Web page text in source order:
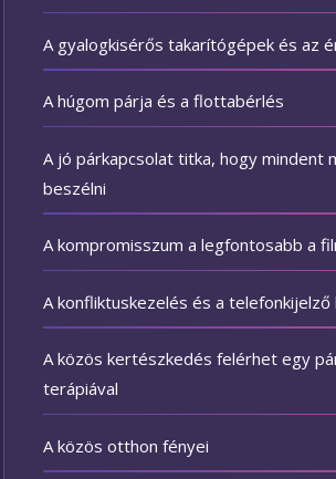
A gyalogkisérős takarítógépek és az
A húgom párja és a flottabérlés
A jó párkapcsolat titka, hogy mindent
beszélni
A kompromisszum a legfontosabb a
A konfliktuskezelés és a telefonkijelző
A közös kertészkedés felérhet egy
terápiával
A közös otthon fényei